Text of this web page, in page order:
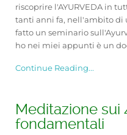
riscoprire l'AYURVEDA in
tanti anni fa, nell'ambito di
fatto un seminario
ho nei miei appunti è un
Continue Reading...
Meditazione sui
fondamentali